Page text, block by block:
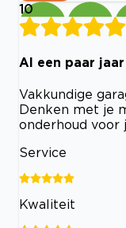
10
Al een paar
Vakkundige
Denken met je
onderhoud voor
Service
Kwaliteit